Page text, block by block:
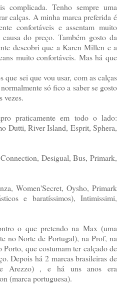
complicada. Tenho sempre uma
calças. A minha marca preferida é
confortáveis e assentam muito
do preço. Também gosto da
descobri que a Karen Millen e a
muito confortáveis. Mas há que
que sei que vou usar, com as calças
só fico a saber se gosto
vezes.
praticamente em todo o lado:
Dutti, River Island, Esprit, Sphera,
Desigual, Bus, Primark,
Women'Secret, Oysho, Primark
e baratíssimos), Intimissimi,
o que pretendo na Max (uma
no Norte de Portugal), na Prof, na
Porto, que costumam ter calçado de
Depois há 2 marcas brasileiras de
Arezzo) , e há uns anos era
(marca portuguesa).